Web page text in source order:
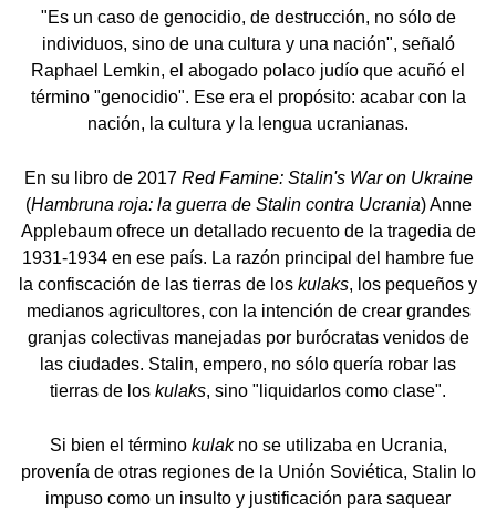
"Es un caso de genocidio, de destrucción, no sólo de
individuos, sino de una cultura y una nación", señaló
Raphael Lemkin, el abogado polaco judío que acuñó el
término "genocidio". Ese era el propósito: acabar con la
nación, la cultura y la lengua ucranianas.
En su libro de 2017 Red Famine: Stalin's War on Ukraine
(Hambruna roja: la guerra de Stalin contra Ucrania) Anne
Applebaum ofrece un detallado recuento de la tragedia de
1931-1934 en ese país. La razón principal del hambre fue
la confiscación de las tierras de los kulaks, los pequeños y
medianos agricultores, con la intención de crear grandes
granjas colectivas manejadas por burócratas venidos de
las ciudades. Stalin, empero, no sólo quería robar las
tierras de los kulaks, sino "liquidarlos como clase".
Si bien el término kulakno se utilizaba en Ucrania,
provenía de otras regiones de la Unión Soviética, Stalin lo
impuso como un insulto y justificación para saquear